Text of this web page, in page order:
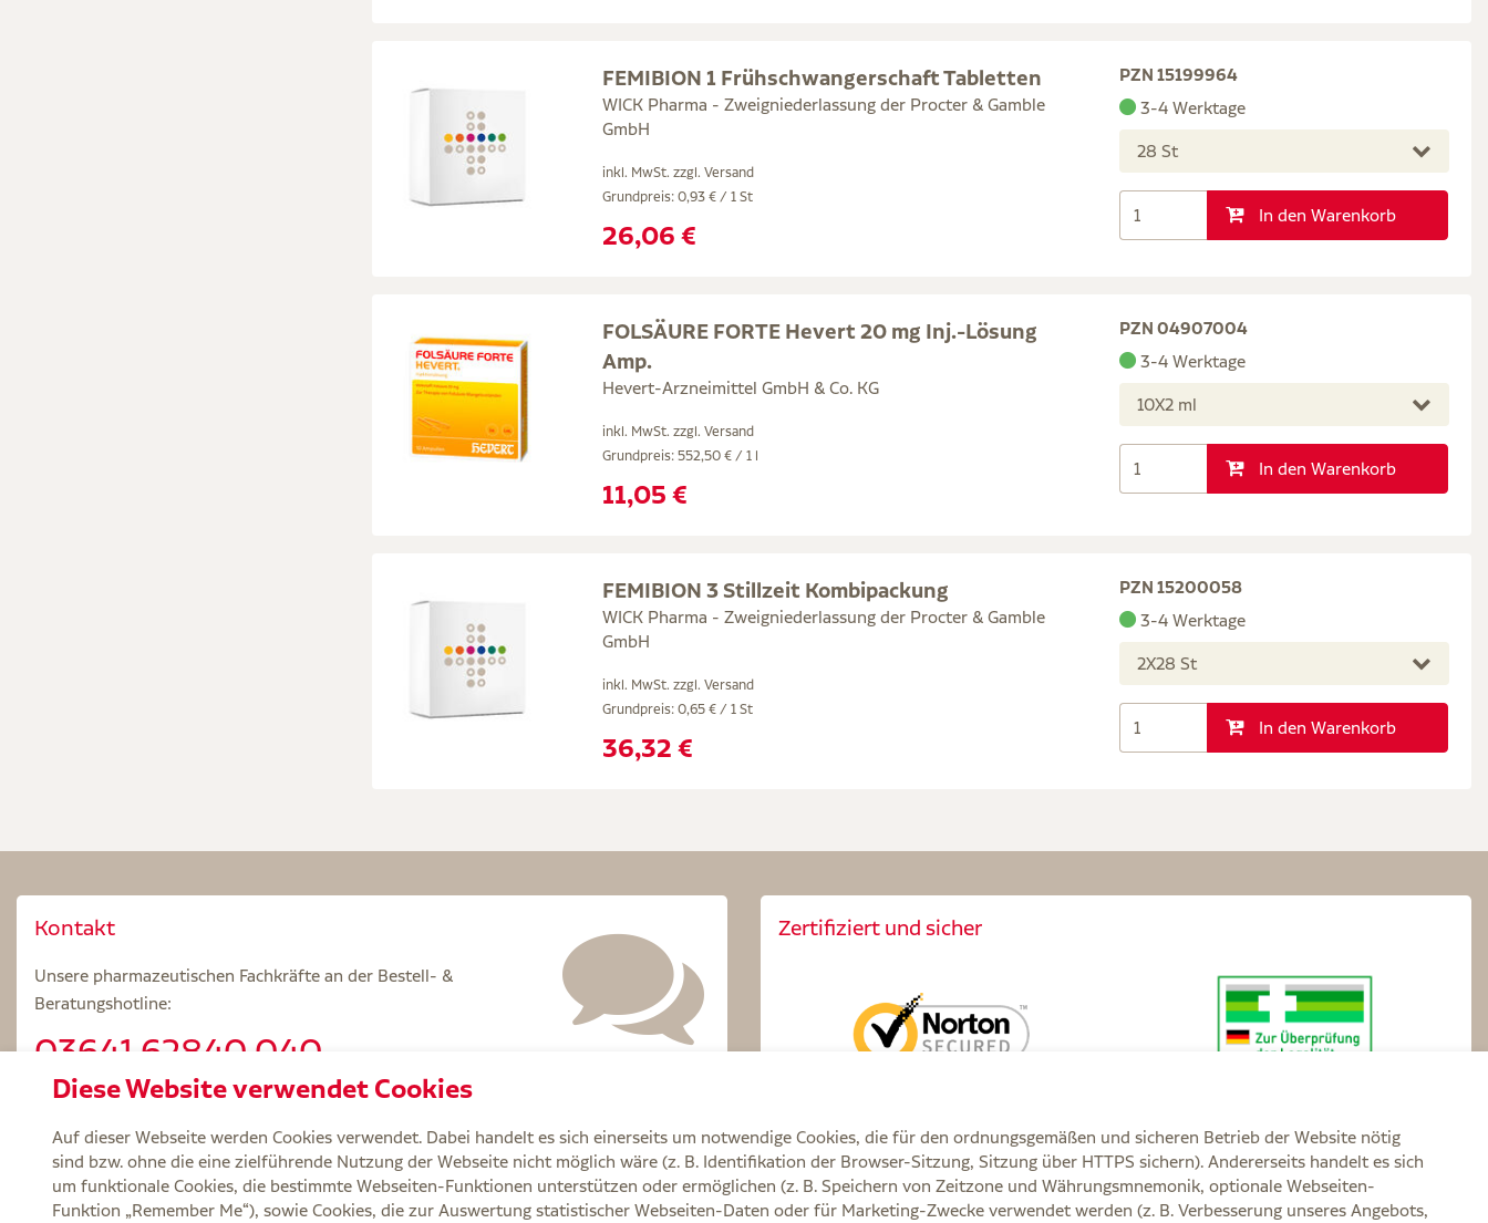
FEMIBION 1 Frühschwangerschaft Tabletten
WICK Pharma - Zweigniederlassung der Procter & Gamble
GmbH
inkl. MwSt. zzgl. Versand
Grundpreis: 0,93 € / 1 St
26,06 €
PZN 15199964
3-4 Werktage
28 St
In den Warenkorb
FOLSÄURE FORTE Hevert 20 mg Inj.-Lösung
Amp.
Hevert-Arzneimittel GmbH & Co. KG
inkl. MwSt. zzgl. Versand
Grundpreis: 552,50 € / 1 l
11,05 €
PZN 04907004
3-4 Werktage
10X2 ml
In den Warenkorb
FEMIBION 3 Stillzeit Kombipackung
WICK Pharma - Zweigniederlassung der Procter & Gamble
GmbH
inkl. MwSt. zzgl. Versand
Grundpreis: 0,65 € / 1 St
36,32 €
PZN 15200058
3-4 Werktage
2X28 St
In den Warenkorb
Kontakt
Unsere pharmazeutischen Fachkräfte an der Bestell- &
Beratungshotline:
03641.62840 040
Beratungszeiten: Mo – Fr 8.00 – 18.00 Uhr
Zertifiziert und sicher
Service Versand und Lieferzeit Kontakt FAQ AGB Cookie-Einstellungen Datenschutz Erklärung zur Barrierefreiheit Widerruf Impressum
Diese Website verwendet Cookies
Auf dieser Webseite werden Cookies verwendet. Dabei handelt es sich einerseits um notwendige Cookies, die für den ordnungsgemäßen und sicheren Betrieb der Website nötig
sind bzw. ohne die eine zielführende Nutzung der Webseite nicht möglich wäre (z. B. Identifikation der Browser-Sitzung, Sitzung über HTTPS sichern). Andererseits handelt es sich
um funktionale Cookies, die bestimmte Webseiten-Funktionen unterstützen oder ermöglichen (z. B. Speichern von Zeitzone und Währungsmnemonik, optionale Webseiten-
Funktion „Remember Me“), sowie Cookies, die zur Auswertung statistischer Webseiten-Daten oder für Marketing-Zwecke verwendet werden (z. B. Verbesserung unseres Angebots,